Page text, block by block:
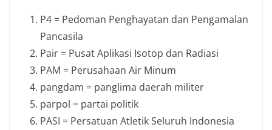
P4 = Pedoman Penghayatan dan Pengamalan
Pancasila
Pair = Pusat Aplikasi Isotop dan Radiasi
PAM = Perusahaan Air Minum
pangdam = panglima daerah militer
parpol = partai politik
PASI = Persatuan Atletik Seluruh Indonesia